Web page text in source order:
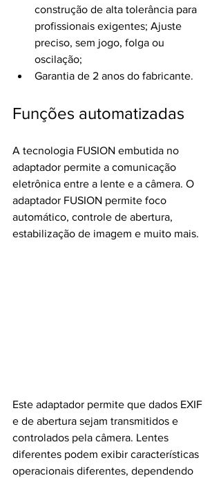
construção de alta tolerância para
profissionais exigentes; Ajuste
preciso, sem jogo, folga ou
oscilação;
Garantia de 2 anos do fabricante.
Funções automatizadas
A tecnologia FUSION embutida no
adaptador permite a comunicação
eletrônica entre a lente e a câmera. O
adaptador FUSION permite foco
automático, controle de abertura,
estabilização de imagem e muito mais.
Este adaptador permite que dados EXIF ​​
e de abertura sejam transmitidos e
controlados pela câmera. Lentes
diferentes podem exibir características
operacionais diferentes, dependendo